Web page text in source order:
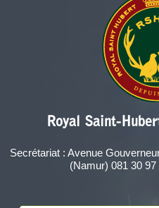
Royal Saint-
Secrétariat : Avenue
(Namur) 081 30